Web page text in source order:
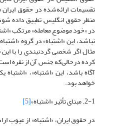
تقسیمات ارائه‌شده در حقوق ایران
منظر حقوق انگلیس تطبیق داده
در «خود موضوع معامله» مرتکب
نباشد، این «اشتباه» در گروه
مثال اگر شخصی گردنبندی را با
کرده درحالی‌که جنس آن از نقره
آگاه باشد، این «اشتباه»،
خواهد بود.
2-1. مبنای تأثیر «اشتباه»
[5]